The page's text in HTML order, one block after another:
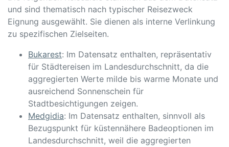
und sind thematisch nach typischer Reisezweck
Eignung ausgewählt. Sie dienen als interne Verlinkung
zu spezifischen Zielseiten.
Bukarest: Im Datensatz enthalten, repräsentativ
für Städtereisen im Landesdurchschnitt, da die
aggregierten Werte milde bis warme Monate und
ausreichend Sonnenschein für
Stadtbesichtigungen zeigen.
Medgidia: Im Datensatz enthalten, sinnvoll als
Bezugspunkt für küstennähere Badeoptionen im
Landesdurchschnitt, weil die aggregierten